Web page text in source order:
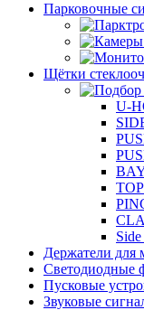
Парковочные
Щётки
U-
Держатели для
Светодиодные
Пусковые
Звуковые